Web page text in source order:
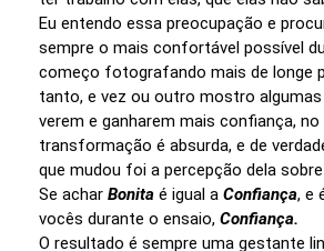
Eu entendo essa preocupação e
sempre o mais confortável possível
começo fotografando mais de longe
tanto, e vez ou outro mostro
verem e ganharem mais confiança,
transformação é absurda, e de
que mudou foi a percepção dela
Se achar Bonita é igual a Confiança, e
vocês durante o ensaio, Confiança.
O resultado é sempre uma gestante